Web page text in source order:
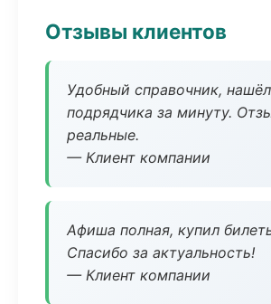
Отзывы клиентов
Удобный справочник, нашёл
подрядчика за минуту.
реальные.
— Клиент компании
Афиша полная, купил
Спасибо за актуальность!
— Клиент компании